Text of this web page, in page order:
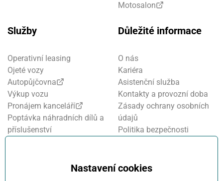
Nastavení cookies
Motosalon
Služby
Operativní leasing
Ojeté vozy
Autopůjčovna
Výkup vozu
Pronájem kanceláří
Poptávka náhradních dílů a
příslušenství
Důležité informace
O nás
Kariéra
Asistenční služba
Kontakty a provozní doba
Zásady ochrany osobních
údajů
Politika bezpečnosti
Oznamovací systém